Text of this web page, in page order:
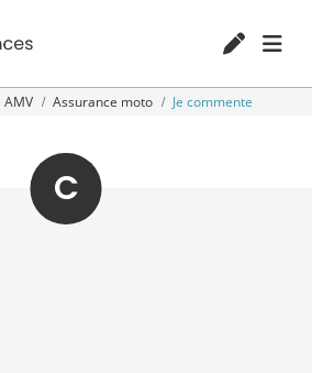
AMV Assurance moto Je commente
C